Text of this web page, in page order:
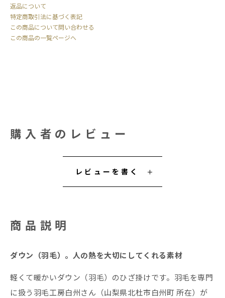
返品について
特定商取引法に基づく表記
この商品について問い合わせる
この商品の一覧ページへ
購入者のレビュー
レビューを書く
商品説明
ダウン（羽毛）。人の熱を大切にしてくれる素材
軽くて暖かいダウン（羽毛）のひざ掛けです。羽毛を専門
に扱う羽毛工房白州さん（山梨県北杜市白州町 所在）が